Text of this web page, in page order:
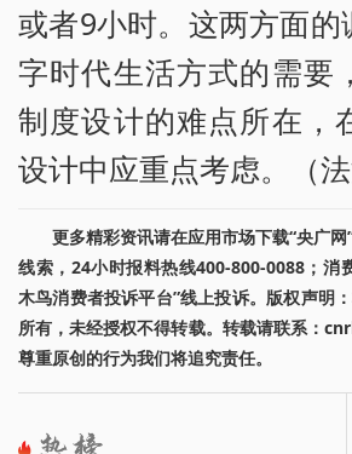
或者9小时。这两方面的
字时代生活方式的需要
制度设计的难点所在，
设计中应重点考虑。（法
更多精彩资讯请在应用市场下载“央广
线索，24小时报料热线400-800-0088；消
木鸟消费者投诉平台”线上投诉。版权声明
所有，未经授权不得转载。转载请联系：
尊重原创的行为我们将追究责任。